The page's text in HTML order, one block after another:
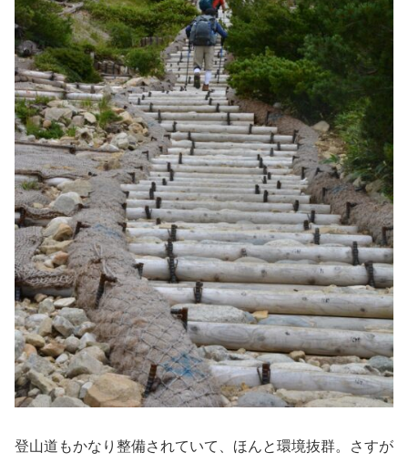
登山道もかなり整備されていて、ほんと環境抜群。さすが